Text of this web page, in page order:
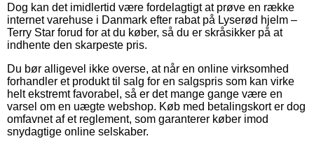
Dog kan det imidlertid være fordelagtigt at prøve en række
internet varehuse i Danmark efter rabat på Lyserød hjelm –
Terry Star forud for at du køber, så du er skråsikker på at
indhente den skarpeste pris.
Du bør alligevel ikke overse, at når en online virksomhed
forhandler et produkt til salg for en salgspris som kan virke
helt ekstremt favorabel, så er det mange gange være en
varsel om en uægte webshop. Køb med betalingskort er dog
omfavnet af et reglement, som garanterer køber imod
snydagtige online selskaber.